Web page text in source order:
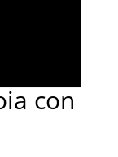
con